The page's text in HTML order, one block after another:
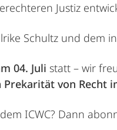
Justiz
Schultz und dem
04. Juli statt – wir
von Recht
ICWC? Dann